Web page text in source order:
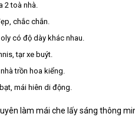
2 toà nhà.
chắc chắn.
có độ dày khác nhau.
tạr xe buýt.
trồn hoa kiểng.
mái hiên di động.
làm mái che lấy sáng thông